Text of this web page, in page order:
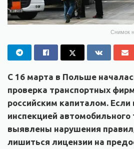
Снимок
С 16 марта в Польше
проверка транспортных
российским капиталом. Если
инспекцией автомобильного
выявлены нарушения
лишиться лицензии на